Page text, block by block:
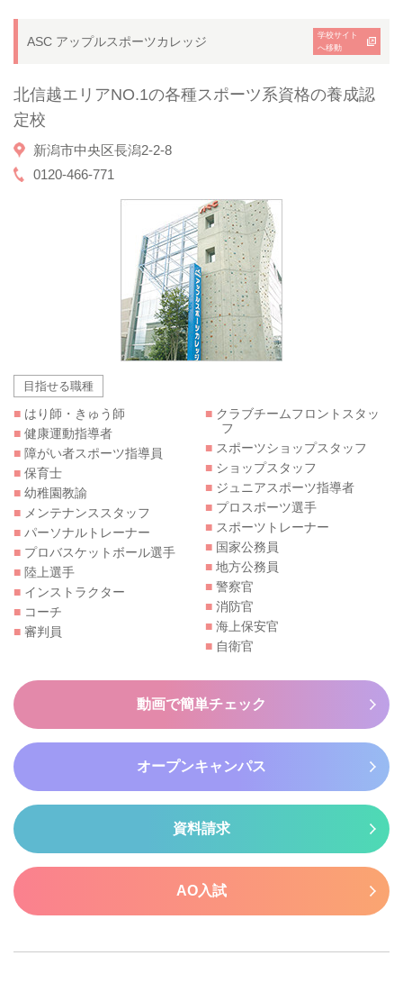
ASC アップルスポーツカレッジ
学校サイト
へ移動
北信越エリアNO.1の各種スポーツ系資格の養成認
定校
新潟市中央区長潟2-2-8
0120-466-771
目指せる職種
■ はり師・きゅう師
■ 健康運動指導者
■ 障がい者スポーツ指導員
■ 保育士
■ 幼稚園教諭
■ メンテナンススタッフ
■ パーソナルトレーナー
■ プロバスケットボール選手
■ 陸上選手
■ インストラクター
■ コーチ
■ 審判員
■ クラブチームフロントスタッ
フ
■ スポーツショップスタッフ
■ ショップスタッフ
■ ジュニアスポーツ指導者
■ プロスポーツ選手
■ スポーツトレーナー
■ 国家公務員
■ 地方公務員
■ 警察官
■ 消防官
■ 海上保安官
■ 自衛官
動画で簡単チェック
オープンキャンパス
資料請求
AO入試